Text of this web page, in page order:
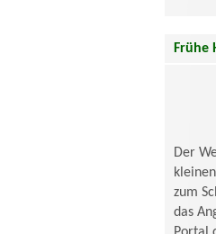
Frühe
Der
zum
das